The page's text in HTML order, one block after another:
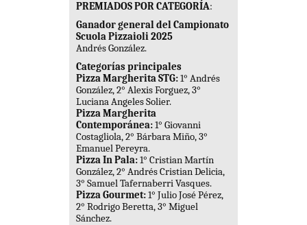
PREMIADOS POR CATEGORÍA:
Ganador general del Campionato
Scuola Pizzaioli 2025
Andrés González.
Categorías principales
Pizza Margherita STG:1° Andrés
González, 2° Alexis Forguez, 3°
Luciana Angeles Solier.
Pizza Margherita
Contemporánea:1° Giovanni
Costagliola, 2° Bárbara Miño, 3°
Emanuel Pereyra.
Pizza In Pala:1° Cristian Martín
González, 2° Andrés Cristian Delicia,
3° Samuel Tafernaberri Vasques.
Pizza Gourmet:1° Julio José Pérez,
2° Rodrigo Beretta, 3° Miguel
Sánchez.